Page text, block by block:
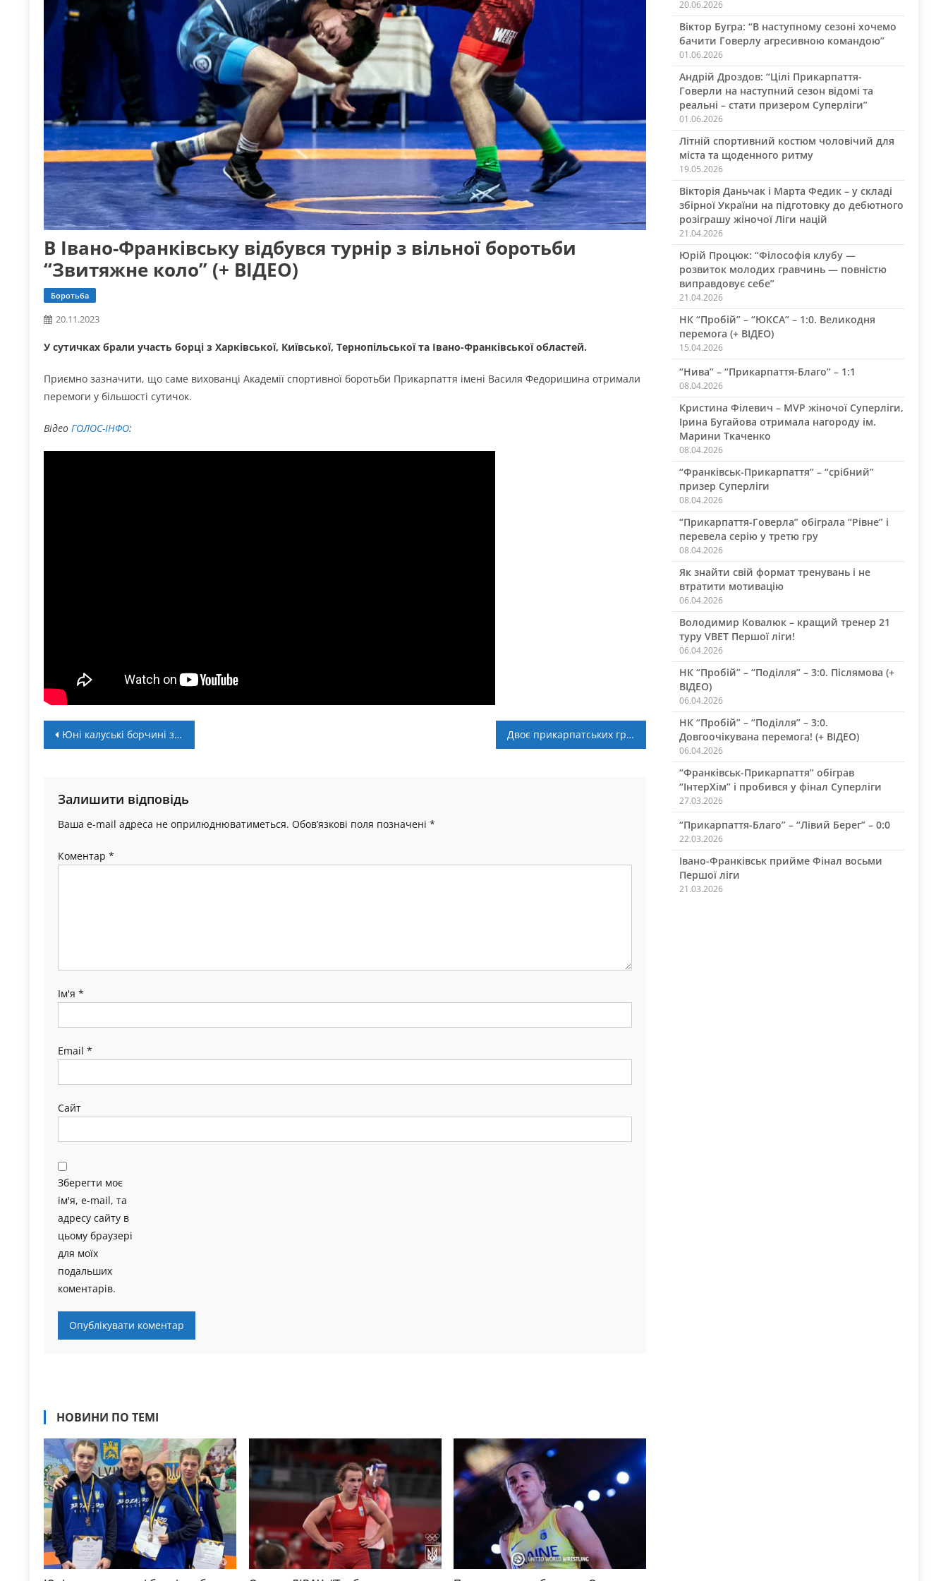
В Івано-Франківську відбувся турнір з вільної боротьби
“Звитяжне коло” (+ ВІДЕО)
Боротьба
20.11.2023
У сутичках брали участь борці з Харківської, Київської, Тернопільської та Івано-Франківської областей.
Приємно зазначити, що саме вихованці Академії спортивної боротьби Прикарпаття імені Василя Федоришина отримали
перемоги у більшості сутичок.
Відео ГОЛОС-ІНФО:
Навігація
Юні калуські борчині здобули нагороди міжнародного турніру в Польщі Двоє прикарпатських гравців – у збірній 17 туру Першої ліги
Залишити відповідь
Ваша e-mail адреса не оприлюднюватиметься. Обов’язкові поля позначені *
Коментар *
Ім'я *
Email *
Сайт
Зберегти моє
ім'я, e-mail, та
адресу сайту в
цьому браузері
для моїх
подальших
коментарів.
НОВИНИ ПО ТЕМІ
20.06.2026
Віктор Бугра: “В наступному сезоні хочемо
бачити Говерлу агресивною командою”
01.06.2026
Андрій Дроздов: “Цілі Прикарпаття-
Говерли на наступний сезон відомі та
реальні – стати призером Суперліги”
01.06.2026
Літній спортивний костюм чоловічий для
міста та щоденного ритму
19.05.2026
Вікторія Даньчак і Марта Федик – у складі
збірної України на підготовку до дебютного
розіграшу жіночої Ліги націй
21.04.2026
Юрій Процюк: “Філософія клубу —
розвиток молодих гравчинь — повністю
виправдовує себе”
21.04.2026
НК “Пробій” – “ЮКСА” – 1:0. Великодня
перемога (+ ВІДЕО)
15.04.2026
“Нива” – “Прикарпаття-Благо” – 1:1
08.04.2026
Кристина Філевич – MVP жіночої Суперліги,
Ірина Бугайова отримала нагороду ім.
Марини Ткаченко
08.04.2026
“Франківськ-Прикарпаття” – “срібний”
призер Суперліги
08.04.2026
“Прикарпаття-Говерла” обіграла “Рівне” і
перевела серію у третю гру
08.04.2026
Як знайти свій формат тренувань і не
втратити мотивацію
06.04.2026
Володимир Ковалюк – кращий тренер 21
туру VBET Першої ліги!
06.04.2026
НК “Пробій” – “Поділля” – 3:0. Післямова (+
ВІДЕО)
06.04.2026
НК “Пробій” – “Поділля” – 3:0.
Довгоочікувана перемога! (+ ВІДЕО)
06.04.2026
“Франківськ-Прикарпаття” обіграв
“ІнтерХім” і пробився у фінал Суперліги
27.03.2026
“Прикарпаття-Благо” – “Лівий Берег” – 0:0
22.03.2026
Івано-Франківськ прийме Фінал восьми
Першої ліги
21.03.2026